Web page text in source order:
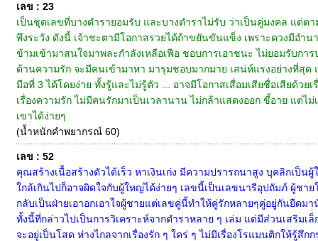
เลข : 23
เป็นชุดเลขที่บางตำรายอมรับ และบางตำราไม่รับ ว่าเป็นคู่มงคล แต่
พึงระวัง ดังนี้ เจ้าชะตามีโอกาสรวยได้ถ้าขยันขันแข็ง เพราะดวงมีอำ
ข้ามเข้ามาสนใจมาพละกำลังเหลือเฟือ ชอบการเอาชนะ ไม่ยอมรับก
ด้านความรัก จะมีคนเข้ามาหา มารุมชอบมากมาย เสน่ห์แรงอย่างที่สุด
มือที่ 3 ได้โดยง่าย ทั้งรู้และไม่รู้ตัว ... อาจมีโอกาสเสื่อมเสียชื่อเสียด้ว
เรื่องความรัก ไม่มีคนรักมาเป็นเวลานาน ไม่กล้าแสดงออก ขี้อาย แต่ไ
เขาได้ง่ายๆ
(น้ำหนักคำพยากรณ์ 60)
เลข : 52
คุณสร้างเนื้อสร้างตัวได้เร็ว หาเงินเก่ง มีความปรารถนาสูง บุคลิกเป็
ใกล้เกินไปก็อาจผิดใจกับผู้ใหญ่ได้ง่ายๆ เลขนี้เป็นเลขนารีอุปถัมภ์ ผู้ช
กลับเป็นฝ่ายเอาอกเอาใจผู้ชายแต่เลขคู่นี้ทำให้คู่รักหลายๆคู่อยู่กันยืด
ทั้งนี้ที่กล่าวไปเป็นการวิเคราะห์จากตำราหลาย ๆ เล่ม แต่มีส่วนเสริม
จะอยู่เป็นโสด ห่างไกลจากเรื่องรัก ๆ ใคร่ ๆ ไม่มีเรื่องโรแมนติกให้รู้